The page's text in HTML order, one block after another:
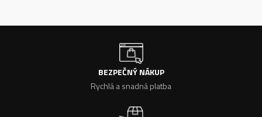
BEZPEČNÝ NÁKUP
Rychlá a snadná platba